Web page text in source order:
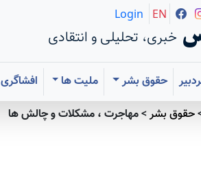
خبری، تحلیلی و انتقادی
Login EN
حقوق بشر ملیت ها افشاگری
حقوق بشر>مهاجرت ، مشکلات و چالش ها